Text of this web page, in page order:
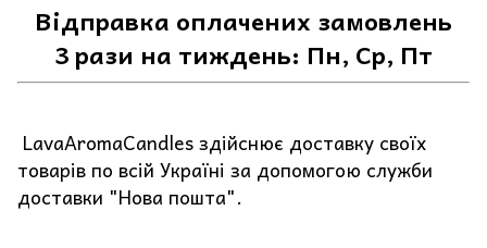
Відправка оплачених замовлень
3 рази на тиждень: Пн, Ср, Пт
LavaAromaCandles здійснює доставку своїх
товарів по всій Україні за допомогою служби
доставки "Нова пошта".